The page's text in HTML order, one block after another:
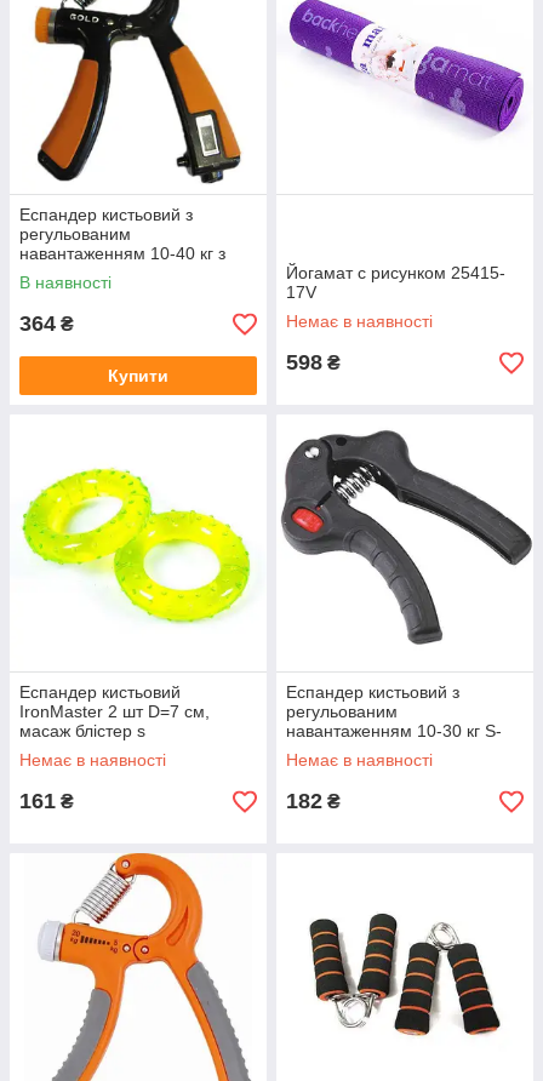
Еспандер кистьовий з
регульованим
навантаженням 10-40 кг з
лічильником JP-479 s
В наявності
364 ₴
Купити
Йогамат с рисунком 25415-
17V
Немає в наявності
598 ₴
Еспандер кистьовий
IronMaster 2 шт D=7 см,
масаж блістер s
Немає в наявності
161 ₴
Еспандер кистьовий з
регульованим
навантаженням 10-30 кг S-
270 s
Немає в наявності
182 ₴